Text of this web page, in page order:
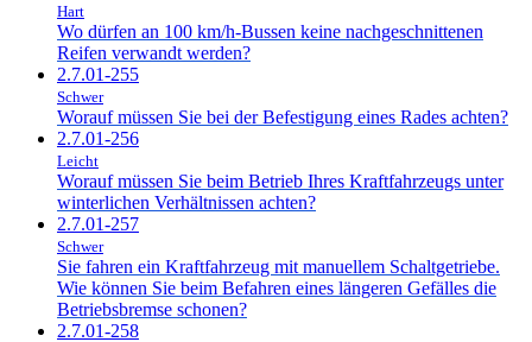
Hart
Wo dürfen an 100 km/h-Bussen keine nachgeschnittenen
Reifen verwandt werden?
2.7.01-255
Schwer
Worauf müssen Sie bei der Befestigung eines Rades achten?
2.7.01-256
Leicht
Worauf müssen Sie beim Betrieb Ihres Kraftfahrzeugs unter
winterlichen Verhältnissen achten?
2.7.01-257
Schwer
Sie fahren ein Kraftfahrzeug mit manuellem Schaltgetriebe.
Wie können Sie beim Befahren eines längeren Gefälles die
Betriebsbremse schonen?
2.7.01-258